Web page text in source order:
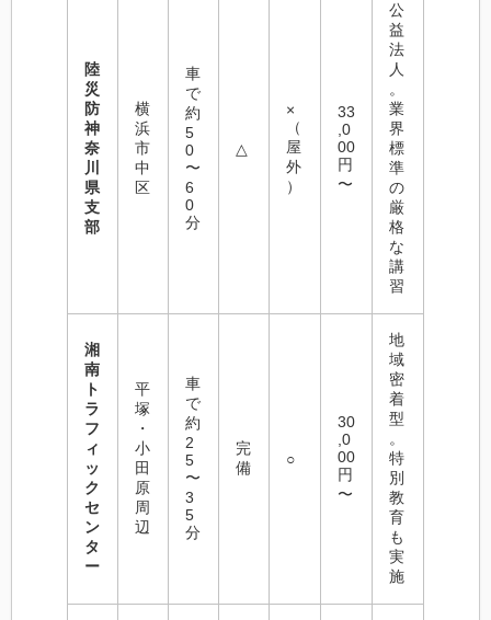
陸
災
防
神
奈
川
県
支
部
横
浜
市
中
区
車
で
約
5
0
〜
6
0
分
△
×
（
屋
外
）
33
,0
00
円
〜
公
益
法
人
。
業
界
標
準
の
厳
格
な
講
習
湘
南
ト
ラ
フ
ィ
ッ
ク
セ
ン
タ
ー
平
塚
・
小
田
原
周
辺
車
で
約
2
5
〜
3
5
分
完
備
○
30
,0
00
円
〜
地
域
密
着
型
。
特
別
教
育
も
実
施